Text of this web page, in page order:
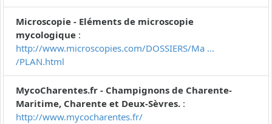
Microscopie - Eléments de microscopie
mycologique :
http://www.microscopies.com/DOSSIERS/Ma ...
/PLAN.html
MycoCharentes.fr - Champignons de Charente-
Maritime, Charente et Deux-Sèvres. :
http://www.mycocharentes.fr/